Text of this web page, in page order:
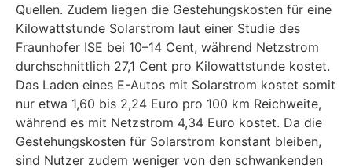
Quellen. Zudem liegen die Gestehungskosten für eine
Kilowattstunde Solarstrom laut einer Studie des
Fraunhofer ISE bei 10–14 Cent, während Netzstrom
durchschnittlich 27,1 Cent pro Kilowattstunde kostet.
Das Laden eines E-Autos mit Solarstrom kostet somit
nur etwa 1,60 bis 2,24 Euro pro 100 km Reichweite,
während es mit Netzstrom 4,34 Euro kostet. Da die
Gestehungskosten für Solarstrom konstant bleiben,
sind Nutzer zudem weniger von den schwankenden